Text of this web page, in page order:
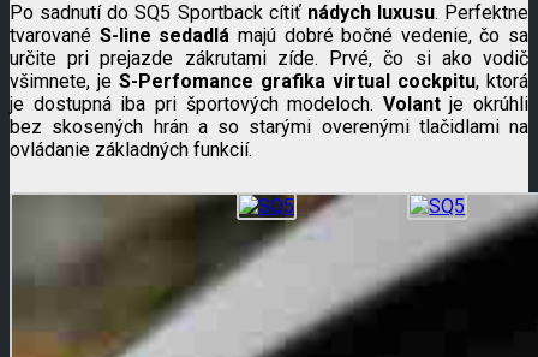
Po sadnutí do SQ5 Sportback cítiť nádych luxusu. Perfektne
tvarované S-line sedadlá majú dobré bočné vedenie, čo sa
určite pri prejazde zákrutami zíde. Prvé, čo si ako vodič
všimnete, je S-Perfomance grafika virtual cockpitu, ktorá
je dostupná iba pri športových modeloch. Volantje okrúhli
bez skosených hrán a so starými overenými tlačidlami na
ovládanie základných funkcií.